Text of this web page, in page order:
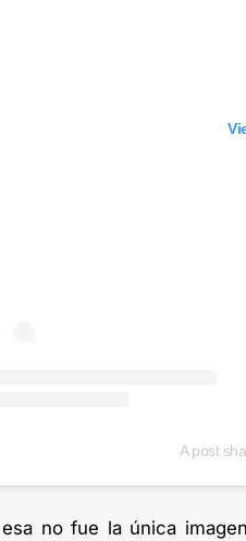
A post
no fue la única